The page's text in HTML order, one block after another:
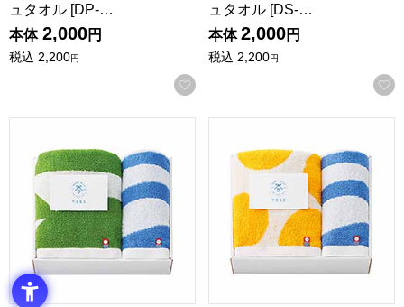
ュタオル [DP-…
本体 2,000円
税込 2,200円
お気に入りに登録する
ュタオル [DS-…
本体 2,000円
税込 2,200円